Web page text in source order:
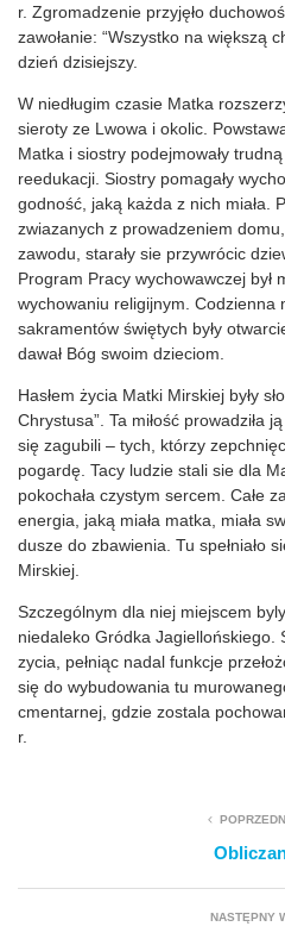
r. Zgromadzenie przyjęło
zawołanie: “Wszystko na większą
dzień dzisiejszy.
W niedługim czasie Matka
sieroty ze Lwowa i okolic.
Matka i siostry podejmowały
reedukacji. Siostry pomagały
godność, jaką każda z nich miała.
zwiazanych z prowadzeniem
zawodu, starały sie przywrócic
Program Pracy wychowawczej był
wychowaniu religijnym. Codzienna
sakramentów świętych były
dawał Bóg swoim dzieciom.
Hasłem życia Matki Mirskiej były
Chrystusa”. Ta miłość prowadziła
się zagubili – tych, którzy
pogardę. Tacy ludzie stali sie dla
pokochała czystym sercem. Całe
energia, jaką miała matka, miała
dusze do zbawienia. Tu spełniało
Mirskiej.
Szczególnym dla niej miejscem
niedaleko Gródka Jagiellońskiego.
zycia, pełniąc nadal funkcje
się do wybudowania tu
cmentarnej, gdzie zostala
r.
NASTĘPNY